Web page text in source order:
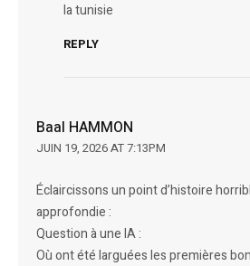
la tunisie
REPLY
Baal HAMMON
JUIN 19, 2026 AT 7:13PM
Éclaircissons un point d’histoire
approfondie :
Question à une IA :
Où ont été larguées les premières